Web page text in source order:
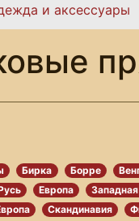
и аксессуары
Бирка Борре
Европа
Скандинавия